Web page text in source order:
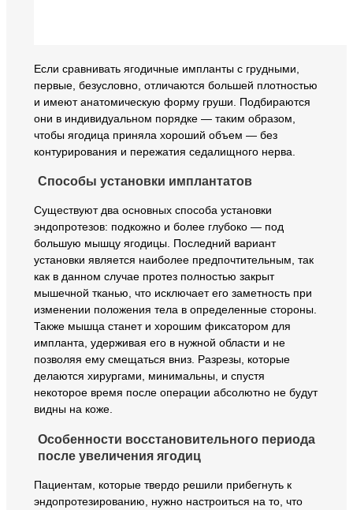
Если сравнивать ягодичные импланты с грудными,
первые, безусловно, отличаются большей плотностью
и имеют анатомическую форму груши. Подбираются
они в индивидуальном порядке — таким образом,
чтобы ягодица приняла хороший объем — без
контурирования и пережатия седалищного нерва.
Способы установки имплантатов
Существуют два основных способа установки
эндопротезов: подкожно и более глубоко — под
большую мышцу ягодицы. Последний вариант
установки является наиболее предпочтительным, так
как в данном случае протез полностью закрыт
мышечной тканью, что исключает его заметность при
изменении положения тела в определенные стороны.
Также мышца станет и хорошим фиксатором для
импланта, удерживая его в нужной области и не
позволяя ему смещаться вниз. Разрезы, которые
делаются хирургами, минимальны, и спустя
некоторое время после операции абсолютно не будут
видны на коже.
Особенности восстановительного периода
после увеличения ягодиц
Пациентам, которые твердо решили прибегнуть к
эндопротезированию, нужно настроиться на то, что